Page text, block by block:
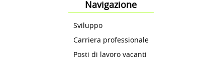
Navigazione
Sviluppo
Carriera professionale
Posti di lavoro vacanti